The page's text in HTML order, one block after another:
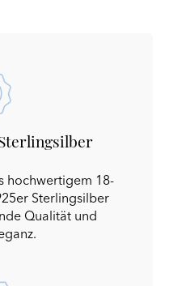
hochwertigem 18-
Sterlingsilber
Qualität und